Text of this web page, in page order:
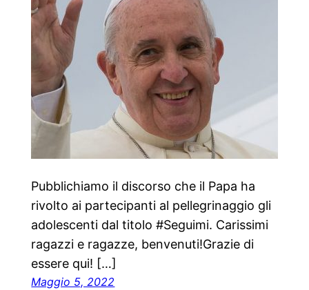
Pubblichiamo il discorso che il Papa ha
rivolto ai partecipanti al pellegrinaggio gli
adolescenti dal titolo #Seguimi. Carissimi
ragazzi e ragazze, benvenuti!Grazie di
essere qui! […]
Maggio 5, 2022